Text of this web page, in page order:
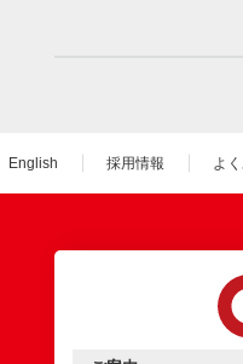
English 採用情報 よ